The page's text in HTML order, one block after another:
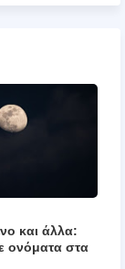
και άλλα:
ονόματα στα